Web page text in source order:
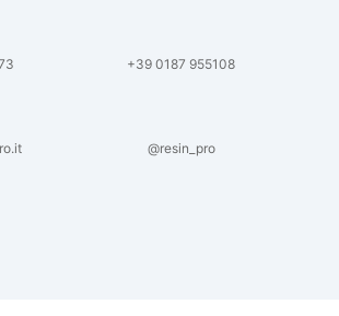
+39 0187 955108
@resin_pro